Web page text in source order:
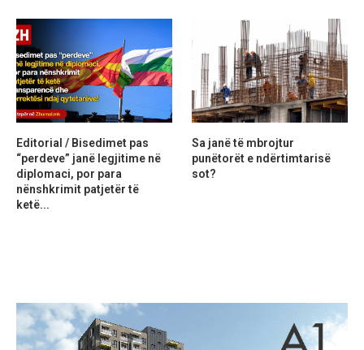
Editorial / Bisedimet pas
“perdeve” janë legjitime në
diplomaci, por para
nënshkrimit patjetër të
ketë...
Sa janë të mbrojtur
punëtorët e ndërtimtarisë
sot?